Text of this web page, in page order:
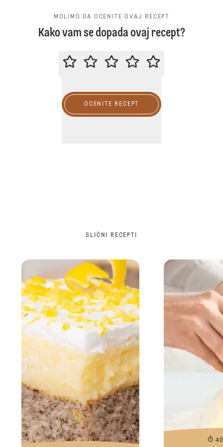
MOLIMO DA OCENITE OVAJ RECEPT
Kako vam se dopada ovaj recept?
MOLIMO DA OCENITE OVAJ
OCENITE RECEPT
SLIČNI RECEPTI